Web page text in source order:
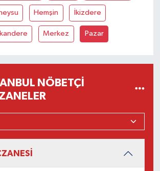
Hemşin İkizdere
Merkez Pazar
NÖBETÇI